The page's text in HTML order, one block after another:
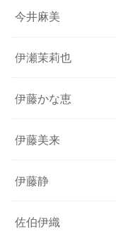
今井麻美
伊瀬茉莉也
伊藤かな恵
伊藤美来
伊藤静
佐伯伊織